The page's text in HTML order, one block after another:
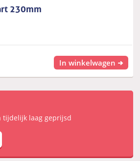
230mm
In winkelwagen
tijdelijk laag geprijsd